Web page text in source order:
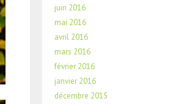
juin 2016
mai 2016
avril 2016
mars 2016
février 2016
janvier 2016
décembre 2015